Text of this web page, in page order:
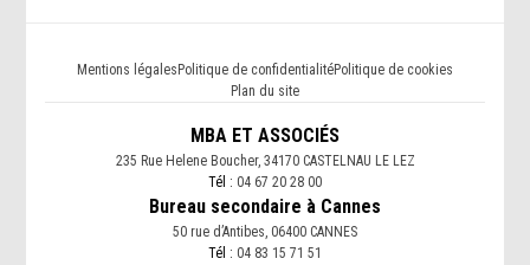
Mentions légalesPolitique de confidentialitéPolitique de cookies
Plan du site
MBA ET ASSOCIÉS
235 Rue Helene Boucher, 34170 CASTELNAU LE LEZ
Tél : 04 67 20 28 00
Bureau secondaire à Cannes
50 rue d’Antibes, 06400 CANNES
Tél : 04 83 15 71 51